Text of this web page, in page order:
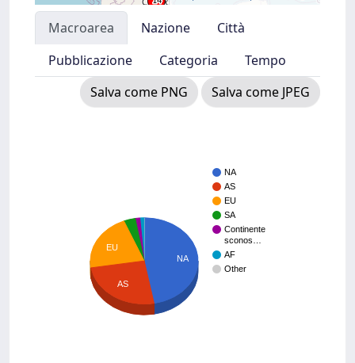
Macroarea Nazione
Città
Pubblicazione
Categoria
Tempo
Salva come PNG
Salva come JPEG
NA
AS
EU
SA
Continente
sconos…
AF
Other
NA
EU
AS